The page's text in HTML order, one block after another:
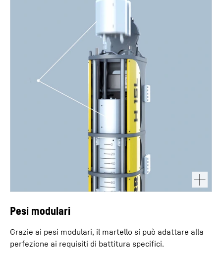
Pesi modulari
Grazie ai pesi modulari, il martello si può adattare alla
perfezione ai requisiti di battitura specifici.